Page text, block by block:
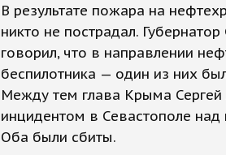
В результате пожара на
никто не пострадал.
говорил, что в направлении
беспилотника — один из них
Между тем глава Крыма Сергей
инцидентом в Севастополе
Оба были сбиты.